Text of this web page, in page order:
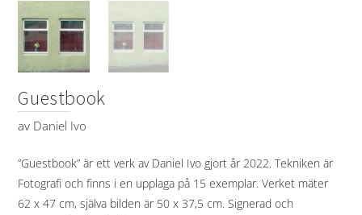
Guestbook
av Daniel Ivo
”Guestbook” är ett verk av Daniel Ivo gjort år 2022. Tekniken är
Fotografi och finns i en upplaga på 15 exemplar. Verket mäter
62 x 47 cm, själva bilden är 50 x 37,5 cm. Signerad och